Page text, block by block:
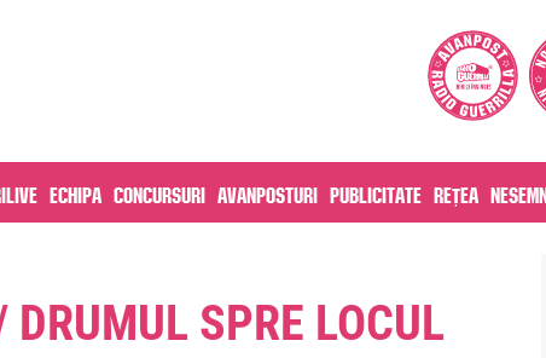
Echipa Concursuri Avanposturi Publicitate Rețea
SPRE LOCUL